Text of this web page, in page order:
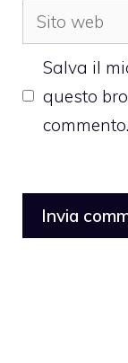
Sito
web
Salva il
questo
commento.